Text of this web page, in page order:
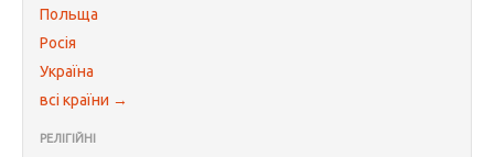
Польща
Росія
Україна
всі країни →
РЕЛІГІЙНІ